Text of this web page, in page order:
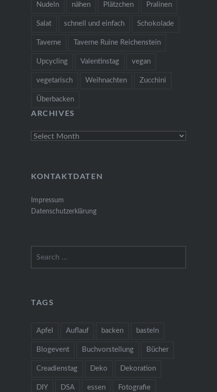
Nudeln nähen Plätzchen Pralinen
Salat schnell und einfach Schokolade
Taverne Taverne Ruine Reichenstein
Upcycling Valentinstag vegan
vegetarisch Weihnachten Zucchini
Überbacken
ARCHIVES
Archives
KONTAKTDATEN
Impressum
Datenschutzerklärung
TAGS
Apfel Auflauf backen basteln
Blogevent Buchvorstellung Bücher
Creadienstag Deko Dekoration
DIY DSA essen Fotografie